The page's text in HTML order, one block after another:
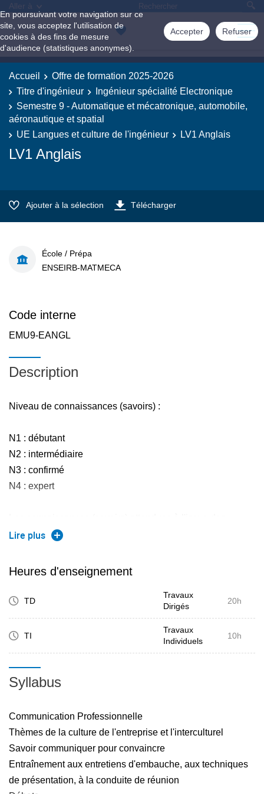
En poursuivant votre navigation sur ce
site, vous acceptez l'utilisation de
cookies à des fins de mesure
d'audience (statistiques anonymes).
Accepter Refuser
Aller à
Accueil
Offre de formation 2025-2026
Titre d'ingénieur
Ingénieur spécialité Electronique
Semestre 9 - Automatique et mécatronique, automobile,
aéronautique et spatial
UE Langues et culture de l'ingénieur
LV1 Anglais
LV1 Anglais
Ajouter à la sélection Télécharger
École / Prépa
ENSEIRB-MATMECA
Code interne
EMU9-EANGL
Description
Niveau de connaissances (savoirs) :
N1 : débutant
N2 : intermédiaire
N3 : confirmé
N4 : expert
enseignements de l'UE
Maitriser l'anglais et connaître d'autres cultures (C10, N1 à
Les acquis d'apprentissage en termes de capacités,
aptitudes et attitudes attendues à l'issue des
Savoir communiquer avec des personnes de langues et
cultures différentes (C10, N2 à N4)
Lire plus
Heures d'enseignement
TD
Travaux
Dirigés
20h
TI
Travaux
Individuels
10h
Syllabus
Communication Professionnelle
Thèmes de la culture de l'entreprise et l'interculturel
Savoir communiquer pour convaincre
Entraînement aux entretiens d'embauche, aux techniques
de présentation, à la conduite de réunion